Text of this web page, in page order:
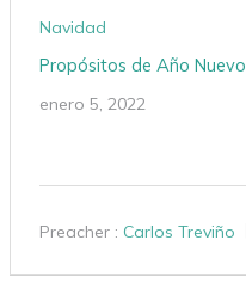
Navidad
Propósitos de Año Nuevo
enero 5, 2022
Preacher : Carlos Treviño